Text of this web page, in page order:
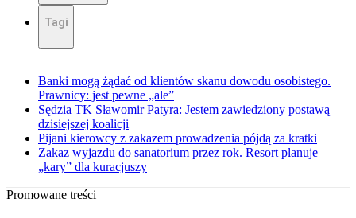
Tagi
Banki mogą żądać od klientów skanu dowodu osobistego.
Prawnicy: jest pewne „ale”
Sędzia TK Sławomir Patyra: Jestem zawiedziony postawą
dzisiejszej koalicji
Pijani kierowcy z zakazem prowadzenia pójdą za kratki
Zakaz wyjazdu do sanatorium przez rok. Resort planuje
„kary” dla kuracjuszy
Promowane treści